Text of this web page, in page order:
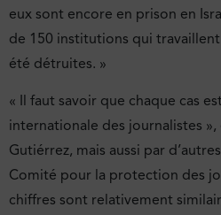
eux sont encore en prison en
de 150 institutions qui
été détruites. »
« Il faut savoir que chaque cas
internationale des journalistes »,
Gutiérrez, mais aussi par
Comité pour la protection des
chiffres sont relativement